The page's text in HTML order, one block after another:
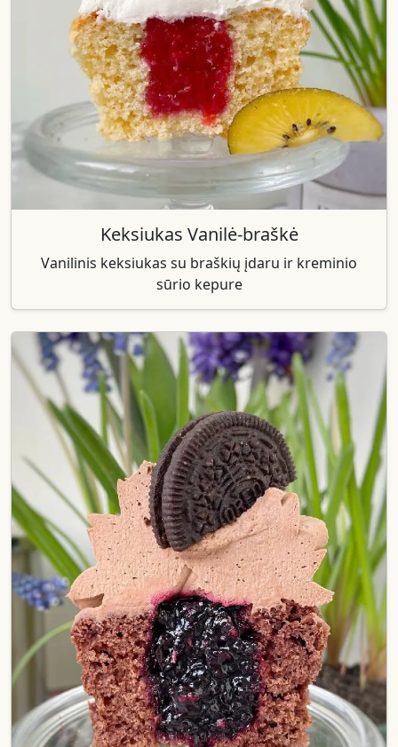
Keksiukas Vanilė-braškė
Vanilinis keksiukas su braškių įdaru ir kreminio
sūrio kepure